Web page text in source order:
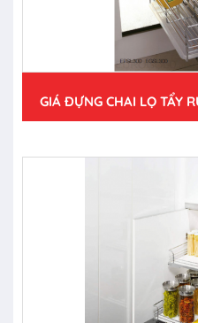
GIÁ ĐỰNG CHAI LỌ TẨY